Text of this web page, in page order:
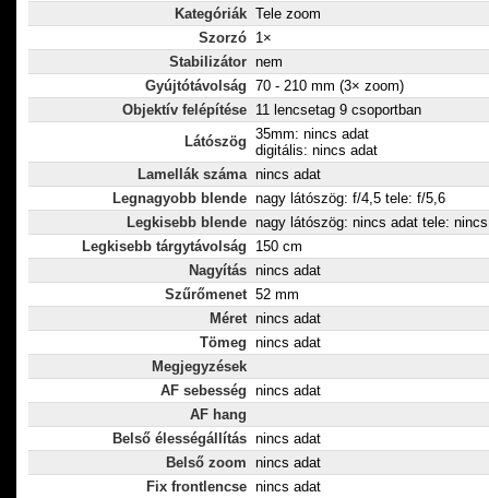
Kategóriák Tele zoom
Szorzó 1×
Stabilizátor nem
Gyújtótávolság 70 - 210 mm (3× zoom)
Objektív felépítése 11 lencsetag 9 csoportban
Látószög 35mm: nincs adat
digitális: nincs adat
Lamellák száma nincs adat
Legnagyobb blende nagy látószög: f/4,5 tele: f/5,6
Legkisebb blende nagy látószög: nincs adat tele:
Legkisebb tárgytávolság
150 cm
Nagyítás nincs adat
Szűrőmenet 52 mm
Méret nincs adat
Tömeg nincs adat
Megjegyzések
AF sebesség nincs adat
AF hang
Belső élességállítás nincs adat
Belső zoom nincs adat
Fix frontlencse nincs adat